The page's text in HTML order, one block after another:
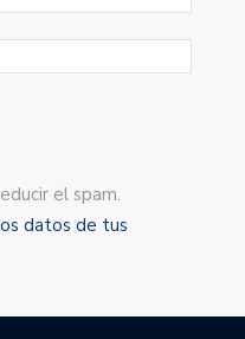
el spam.
datos de tus